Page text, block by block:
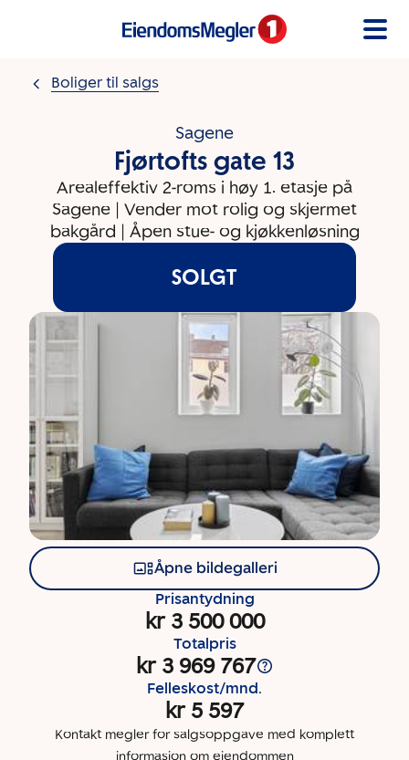
Boliger til salgs
Sagene
Fjørtofts gate 13
Arealeffektiv 2-roms i høy 1. etasje på
Sagene | Vender mot rolig og skjermet
bakgård | Åpen stue- og kjøkkenløsning
SOLGT
Åpne bildegalleri
Prisantydning
kr 3 500 000
Totalpris
kr 3 969 767
Felleskost/mnd.
kr 5 597
Kontakt megler for salgsoppgave med komplett
informasjon om eiendommen